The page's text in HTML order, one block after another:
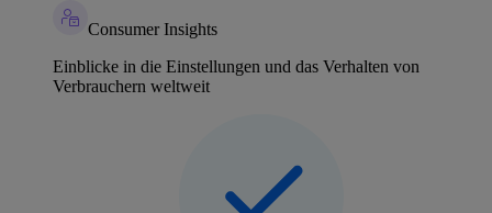
Consumer Insights
Einblicke in die Einstellungen und das Verhalten von
Verbrauchern weltweit